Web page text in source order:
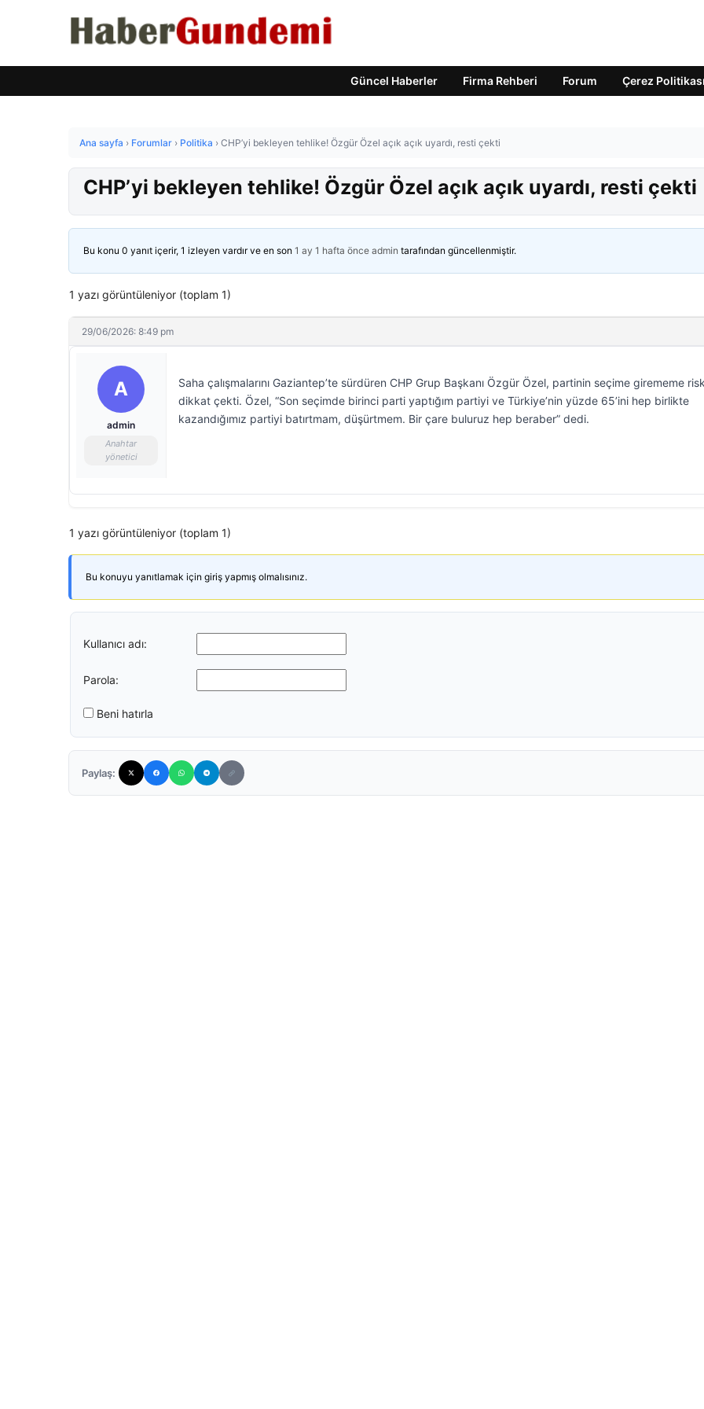
Güncel Haberler Firma Rehberi Forum Çerez Politikası
Ana sayfa › Forumlar › Politika › CHP’yi bekleyen tehlike! Özgür Özel açık açık uyardı, resti çekti
CHP’yi bekleyen tehlike! Özgür Özel açık açık uyardı, resti çekti
Bu konu 0 yanıt içerir, 1 izleyen vardır ve en son 1 ay 1 hafta önce admin tarafından güncellenmiştir.
1 yazı görüntüleniyor (toplam 1)
29/06/2026: 8:49 pm
A
admin
Anahtar
yönetici
Saha çalışmalarını Gaziantep’te sürdüren CHP Grup Başkanı Özgür Özel, partinin seçime girememe
dikkat çekti. Özel, “Son seçimde birinci parti yaptığım partiyi ve Türkiye’nin yüzde 65’ini hep birlikte
kazandığımız partiyi batırtmam, düşürtmem. Bir çare buluruz hep beraber” dedi.
1 yazı görüntüleniyor (toplam 1)
Bu konuyu yanıtlamak için giriş yapmış olmalısınız.
Kullanıcı adı:
Parola:
Beni hatırla
Paylaş: